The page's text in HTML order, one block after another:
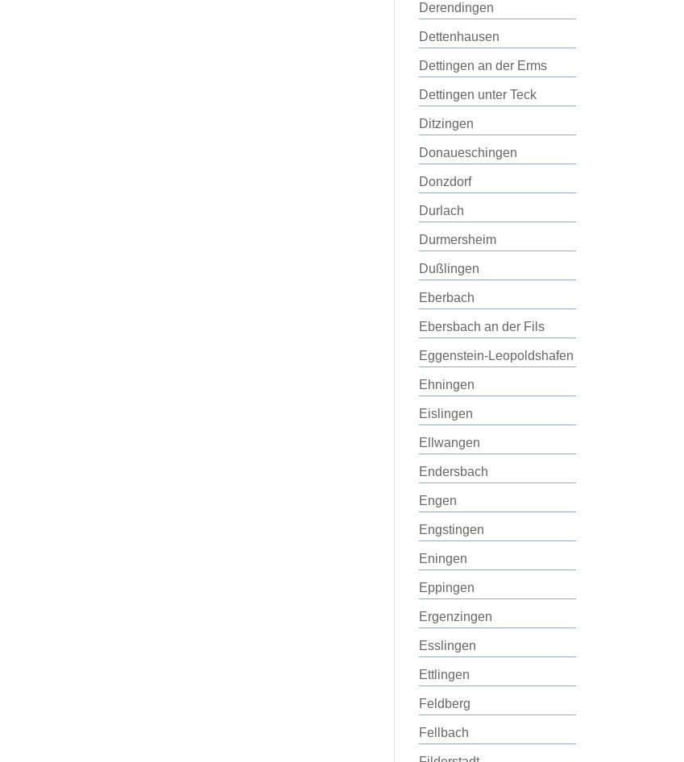
Derendingen
Dettenhausen
Dettingen an der Erms
Dettingen unter Teck
Ditzingen
Donaueschingen
Donzdorf
Durlach
Durmersheim
Dußlingen
Eberbach
Ebersbach an der Fils
Eggenstein-Leopoldshafen
Ehningen
Eislingen
Ellwangen
Endersbach
Engen
Engstingen
Eningen
Eppingen
Ergenzingen
Esslingen
Ettlingen
Feldberg
Fellbach